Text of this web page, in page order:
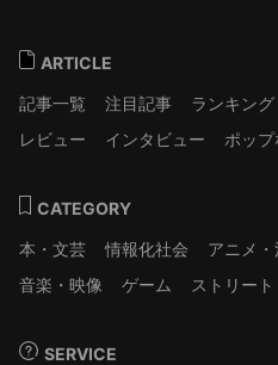
ARTICLE
記事一覧
注目記事 ランキング
レビュー
インタビュー ポッ
CATEGORY
本・文芸
情報化社会 アニメ
音楽・映像
ゲーム ストリート
SERVICE